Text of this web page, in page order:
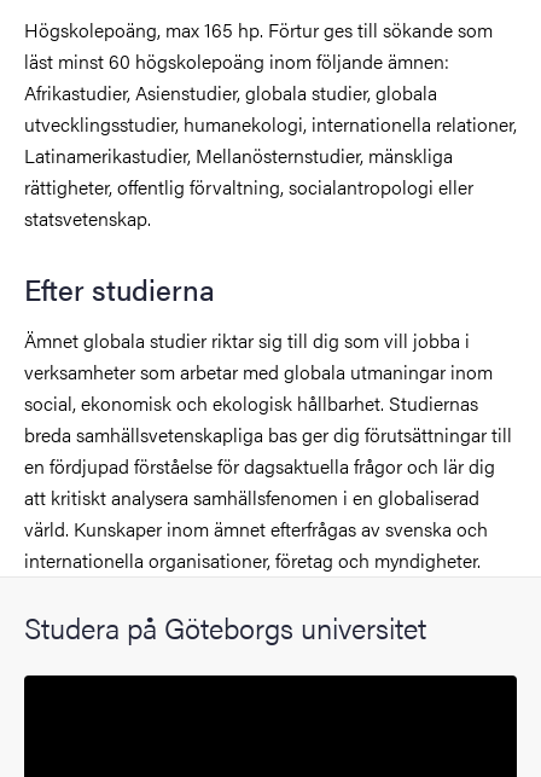
Högskolepoäng, max 165 hp. Förtur ges till sökande som
läst minst 60 högskolepoäng inom följande ämnen:
Afrikastudier, Asienstudier, globala studier, globala
utvecklingsstudier, humanekologi, internationella relationer,
Latinamerikastudier, Mellanösternstudier, mänskliga
rättigheter, offentlig förvaltning, socialantropologi eller
statsvetenskap.
Efter studierna
Ämnet globala studier riktar sig till dig som vill jobba i
verksamheter som arbetar med globala utmaningar inom
social, ekonomisk och ekologisk hållbarhet. Studiernas
breda samhällsvetenskapliga bas ger dig förutsättningar till
en fördjupad förståelse för dagsaktuella frågor och lär dig
att kritiskt analysera samhällsfenomen i en globaliserad
värld. Kunskaper inom ämnet efterfrågas av svenska och
internationella organisationer, företag och myndigheter.
Studera på Göteborgs universitet